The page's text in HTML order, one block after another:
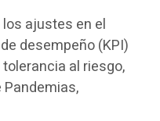
ajustes en el
desempeño (KPI)
al riesgo,